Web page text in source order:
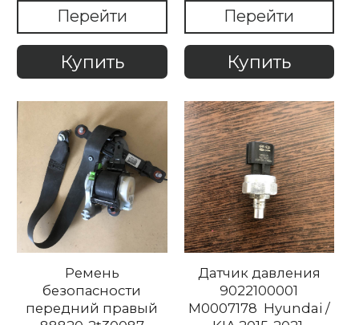
Перейти
Купить
Перейти
Купить
Ремень
безопасности
передний правый
Датчик давления
9022100001
M0007178 Hyundai /